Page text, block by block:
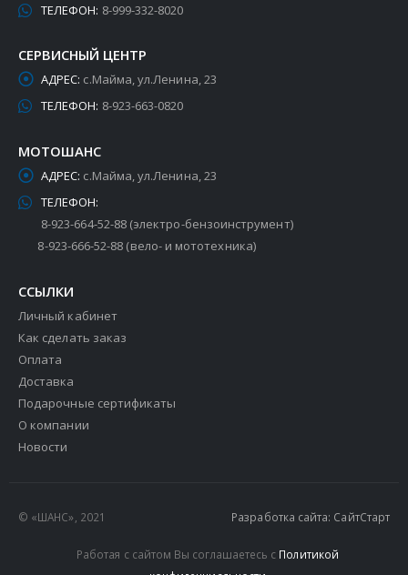
ТЕЛЕФОН: 8-999-332-8020
СЕРВИСНЫЙ ЦЕНТР
АДРЕС: с.Майма, ул.Ленина, 23
ТЕЛЕФОН: 8-923-663-0820
МОТОШАНС
АДРЕС: с.Майма, ул.Ленина, 23
ТЕЛЕФОН:
8-923-664-52-88 (электро-бензоинструмент)
8-923-666-52-88 (вело- и мототехника)
ССЫЛКИ
Личный кабинет
Как сделать заказ
Оплата
Доставка
Подарочные сертификаты
О компании
Новости
© «ШАНС», 2021 Разработка сайта: СайтСтарт
Работая с сайтом Вы соглашаетесь с Политикой